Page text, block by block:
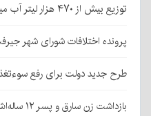
توزیع بیش از ۴۷۰ هزار لیتر آب میان عزاداران جامانده اربعین در کرمان
پرونده اختلافات شورای شهر
طرح جدید دولت برای رفع
بازداشت زن سارق و پسر ۱۲ ساله‌اش در کرمان